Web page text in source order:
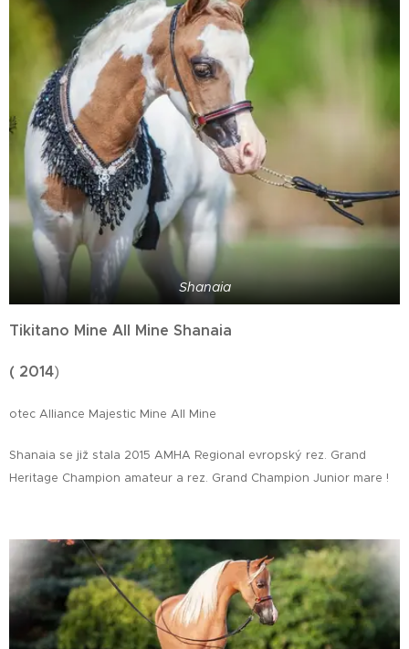
Shanaia
Tikitano Mine All Mine Shanaia
( 2014)
otec Alliance Majestic Mine All Mine
Shanaia se již stala 2015 AMHA Regional evropský rez. Grand
Heritage Champion amateur a rez. Grand Champion Junior mare !